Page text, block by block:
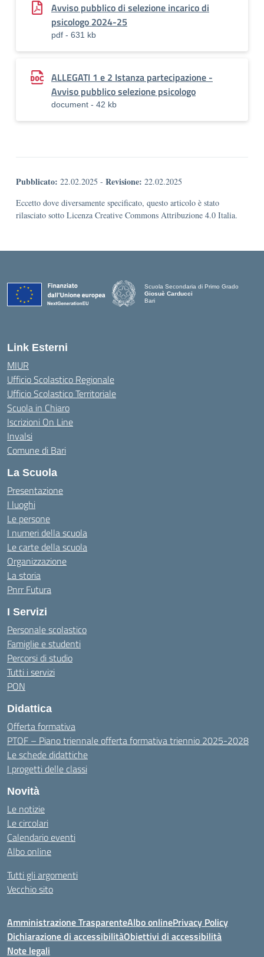
Avviso pubblico di selezione incarico di
psicologo 2024-25
pdf - 631 kb
ALLEGATI 1 e 2 Istanza partecipazione -
Avviso pubblico selezione psicologo
document - 42 kb
Pubblicato: 22.02.2025 - Revisione: 22.02.2025
Eccetto dove diversamente specificato, questo articolo è stato
rilasciato sotto Licenza Creative Commons Attribuzione 4.0 Italia.
Scuola Secondaria di Primo Grado
Giosuè Carducci
Bari
Link Esterni
MIUR
Ufficio Scolastico Regionale
Ufficio Scolastico Territoriale
Scuola in Chiaro
Iscrizioni On Line
Invalsi
Comune di Bari
La Scuola
Presentazione
I luoghi
Le persone
I numeri della scuola
Le carte della scuola
Organizzazione
La storia
Pnrr Futura
I Servizi
Personale scolastico
Famiglie e studenti
Percorsi di studio
Tutti i servizi
PON
Didattica
Offerta formativa
PTOF – Piano triennale offerta formativa triennio 2025-2028
Le schede didattiche
I progetti delle classi
Novità
Le notizie
Le circolari
Calendario eventi
Albo online
Tutti gli argomenti
Vecchio sito
Amministrazione TrasparenteAlbo onlinePrivacy Policy
Dichiarazione di accessibilitàObiettivi di accessibilità
Note legali